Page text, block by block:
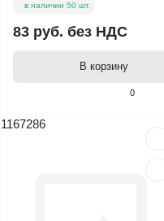
0
в наличии 50 шт.
83 руб. без НДС
В корзину
1167286